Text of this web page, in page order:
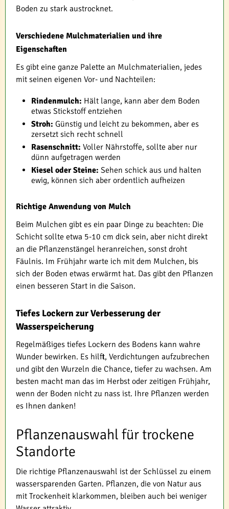
Boden zu stark austrocknet.
Verschiedene Mulchmaterialien und ihre
Eigenschaften
Es gibt eine ganze Palette an Mulchmaterialien, jedes
mit seinen eigenen Vor- und Nachteilen:
Rindenmulch: Hält lange, kann aber dem Boden
etwas Stickstoff entziehen
Stroh: Günstig und leicht zu bekommen, aber es
zersetzt sich recht schnell
Rasenschnitt: Voller Nährstoffe, sollte aber nur
dünn aufgetragen werden
Kiesel oder Steine: Sehen schick aus und halten
ewig, können sich aber ordentlich aufheizen
Richtige Anwendung von Mulch
Beim Mulchen gibt es ein paar Dinge zu beachten: Die
Schicht sollte etwa 5-10 cm dick sein, aber nicht direkt
an die Pflanzenstängel heranreichen, sonst droht
Fäulnis. Im Frühjahr warte ich mit dem Mulchen, bis
sich der Boden etwas erwärmt hat. Das gibt den Pflanzen
einen besseren Start in die Saison.
Tiefes Lockern zur Verbesserung der
Wasserspeicherung
Regelmäßiges tiefes Lockern des Bodens kann wahre
Wunder bewirken. Es hilft, Verdichtungen aufzubrechen
und gibt den Wurzeln die Chance, tiefer zu wachsen. Am
besten macht man das im Herbst oder zeitigen Frühjahr,
wenn der Boden nicht zu nass ist. Ihre Pflanzen werden
es Ihnen danken!
Pflanzenauswahl für trockene
Standorte
Die richtige Pflanzenauswahl ist der Schlüssel zu einem
wassersparenden Garten. Pflanzen, die von Natur aus
mit Trockenheit klarkommen, bleiben auch bei weniger